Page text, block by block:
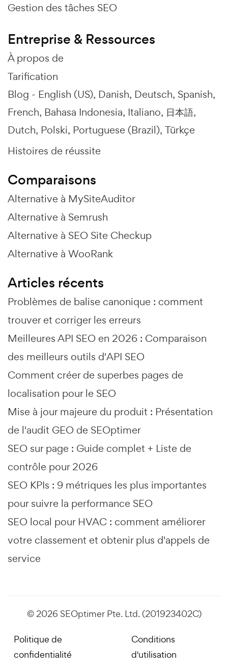
Gestion des tâches SEO
Entreprise & Ressources
À propos de
Tarification
Blog - English (US) Danish Deutsch Spanish
French Bahasa Indonesia Italiano 日本語
Dutch Polski Portuguese (Brazil) Türkçe
Histoires de réussite
Comparaisons
Alternative à MySiteAuditor
Alternative à Semrush
Alternative à SEO Site Checkup
Alternative à WooRank
Articles récents
Problèmes de balise canonique : comment
trouver et corriger les erreurs
Meilleures API SEO en 2026 : Comparaison
des meilleurs outils d'API SEO
Comment créer de superbes pages de
localisation pour le SEO
Mise à jour majeure du produit : Présentation
de l'audit GEO de SEOptimer
SEO sur page : Guide complet + Liste de
contrôle pour 2026
SEO KPIs : 9 métriques les plus importantes
pour suivre la performance SEO
SEO local pour HVAC : comment améliorer
votre classement et obtenir plus d'appels de
service
© 2026 SEOptimer Pte. Ltd. (201923402C)
Politique de
confidentialité
Conditions
d'utilisation